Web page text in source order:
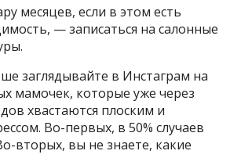
месяцев, если в этом есть
— записаться на салонные
заглядывайте в Инстаграм на
мамочек, которые уже через
хвастаются плоским и
Во-первых, в 50% случаев
вторых, вы не знаете, какие